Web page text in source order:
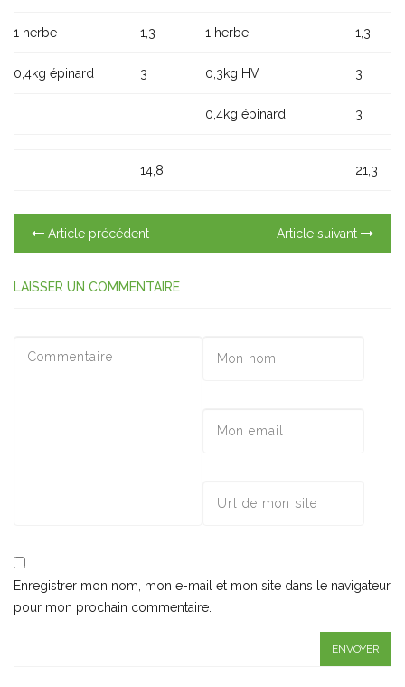
1 herbe 1,3 1 herbe 1,3
0,4kg épinard 3 0,3kg HV 3
0,4kg épinard 3
14,8 21,3
Article précédent Article suivant
LAISSER UN COMMENTAIRE
Enregistrer mon nom, mon e-mail et mon site dans le navigateur
pour mon prochain commentaire.